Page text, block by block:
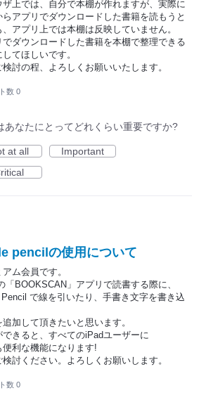
ザ上では、自分で本棚が作れますが、実際に
らアプリでダウンロードした書籍を読もうと
、アプリ上では本棚は反映していません。
でダウンロードした書籍を本棚で整理できる
してほしいです。
討の程、よろしくお願いいたします。
数 0
あなたにとってどれくらい重要ですか?
at all
Important
pencilの使用について
ム会員です。
「BOOKSCAN」アプリで読書する際に、
で線を引いたり、手書き文字を書き込
加して頂きたいと思います。
できると、すべてのiPadユーザーに
便利な機能になります!
討ください。よろしくお願いします。
数 0